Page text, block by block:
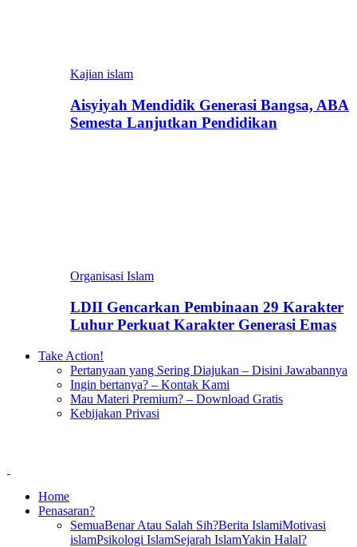
Kajian islam
Aisyiyah Mendidik Generasi Bangsa, ABA
Semesta Lanjutkan Pendidikan
Organisasi Islam
LDII Gencarkan Pembinaan 29 Karakter
Luhur Perkuat Karakter Generasi Emas
Take Action!
Pertanyaan yang Sering Diajukan – Disini Jawabannya
Ingin bertanya? – Kontak Kami
Mau Materi Premium? – Download Gratis
Kebijakan Privasi
Home
Penasaran?
SemuaBenar Atau Salah Sih?Berita IslamiMotivasi
islamPsikologi IslamSejarah IslamYakin Halal?